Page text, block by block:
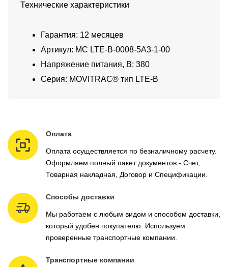
Технические характеристики
Гарантия: 12 месяцев
Артикул: MC LTE-B-0008-5A3-1-00
Напряжение питания, В: 380
Серия: MOVITRAC® тип LTE-B
Оплата
Оплата осуществляется по безналичному расчету.
Оформляем полный пакет документов - Счет,
Товарная накладная, Договор и Спецификации.
Способы доставки
Мы работаем с любым видом и способом доставки,
который удобен покупателю. Используем
проверенные транспортные компании.
Транспортные компании